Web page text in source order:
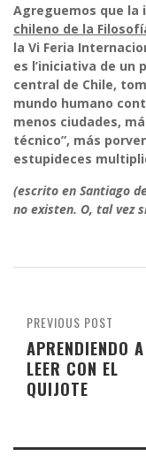
Agreguemos que la
chileno de la
la Vi Feria
es l’iniciativa de un
central de Chile,
mundo humano
menos ciudades,
técnico”, más
estupideces
(escrito en Santiago
no existen. O, tal vez
PREVIOUS POST
APRENDIENDO A
LEER CON EL
QUIJOTE